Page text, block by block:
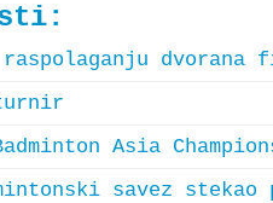
raspolaganju dvorana
Asia
savez stekao